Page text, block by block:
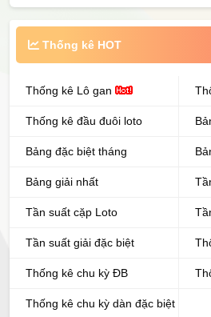
Thống kê HOT
Thống kê Lô gan
Thống kê đầu đuôi loto
Bảng đặc biệt tháng
Bảng giải nhất
Tần suất cặp Loto
Tần suất giải đặc biệt
Thống kê chu kỳ ĐB
Thống kê chu kỳ dàn đặc biệt